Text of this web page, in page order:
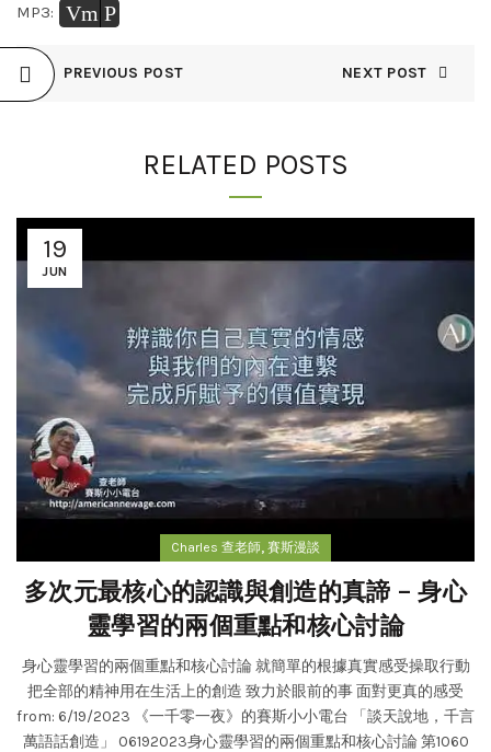
MP3: Vm P
PREVIOUS POST NEXT POST
RELATED POSTS
19
JUN
Charles 查老師, 賽斯漫談
多次元最核心的認識與創造的真諦 – 身心
靈學習的兩個重點和核心討論
身心靈學習的兩個重點和核心討論 就簡單的根據真實感受操取行動
把全部的精神用在生活上的創造 致力於眼前的事 面對更真的感受
from: 6/19/2023 《一千零一夜》的賽斯小小電台 「談天說地，千言
萬語話創造」 06192023身心靈學習的兩個重點和核心討論 第1060